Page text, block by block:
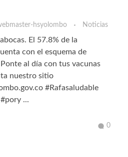
hsyolombo Noticias
El 57.8% de la
con el esquema de
al día con tus vacunas
nuestro sitio
#Rafasaludable
...
0